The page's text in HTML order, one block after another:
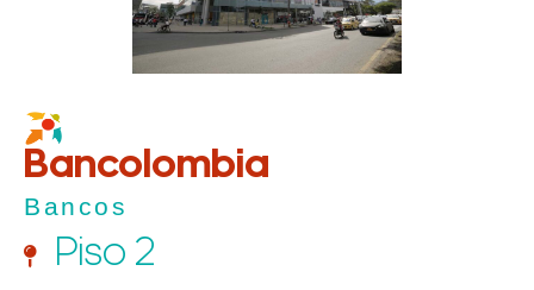
Bancolombia
Bancos
Piso 2